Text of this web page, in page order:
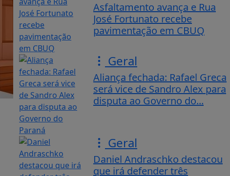
Asfaltamento avança e Rua
José Fortunato recebe
pavimentação em CBUQ
Geral
Aliança fechada: Rafael Greca
será vice de Sandro Alex para
disputa ao Governo do...
Geral
Daniel Andraschko destacou
que irá defender três